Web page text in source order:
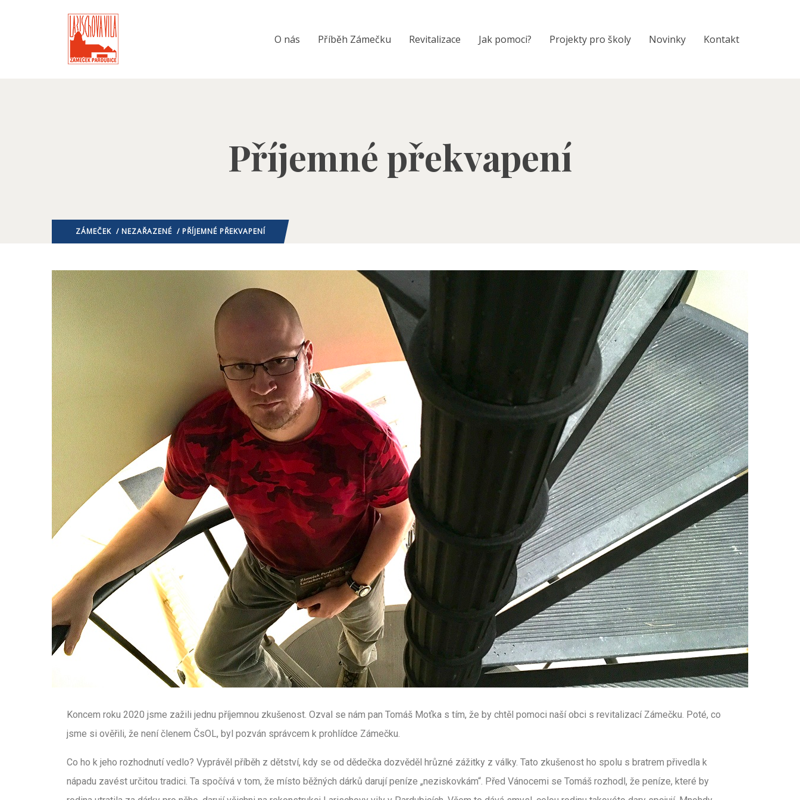
O nás Příběh Zámečku Revitalizace Jak pomoci? Projekty pro školy Novinky Kontakt
Příjemné překvapení
ZÁMEČEK / NEZAŘAZENÉ / PŘÍJEMNÉ PŘEKVAPENÍ
Koncem roku 2020 jsme zažili jednu příjemnou zkušenost. Ozval se nám pan Tomáš Moťka s tím, že by chtěl pomoci naší obci s revitalizací Zámečku. Poté, co
jsme si ověřili, že není členem ČsOL, byl pozván správcem k prohlídce Zámečku.
Co ho k jeho rozhodnutí vedlo? Vyprávěl příběh z dětství, kdy se od dědečka dozvěděl hrůzné zážitky z války. Tato zkušenost ho spolu s bratrem přivedla k
nápadu zavést určitou tradici. Ta spočívá v tom, že místo běžných dárků darují peníze „neziskovkám“. Před Vánocemi se Tomáš rozhodl, že peníze, které by